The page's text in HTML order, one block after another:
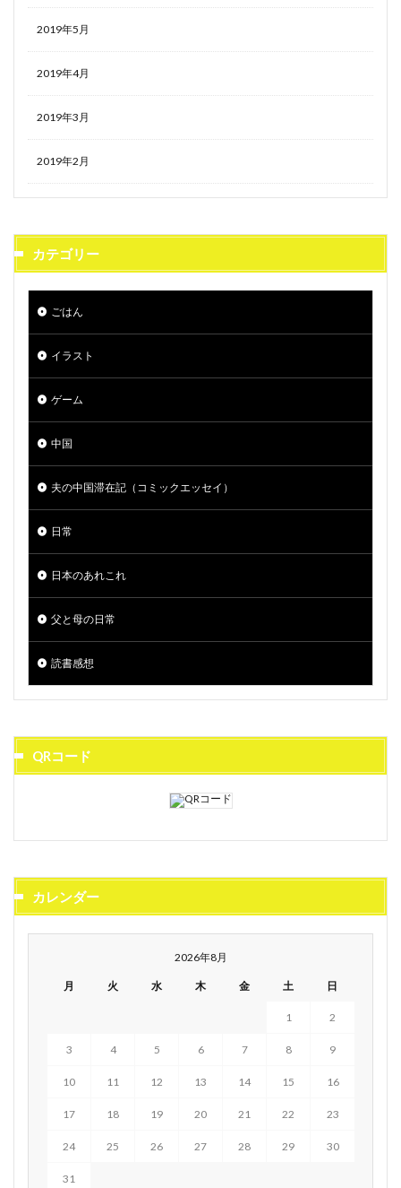
2019年5月
2019年4月
2019年3月
2019年2月
カテゴリー
ごはん
イラスト
ゲーム
中国
夫の中国滞在記（コミックエッセイ）
日常
日本のあれこれ
父と母の日常
読書感想
QRコード
カレンダー
2026年8月
月 火 水 木 金 土 日
1 2
3 4 5 6 7 8 9
10 11 12 13 14 15 16
17 18 19 20 21 22 23
24 25 26 27 28 29 30
31